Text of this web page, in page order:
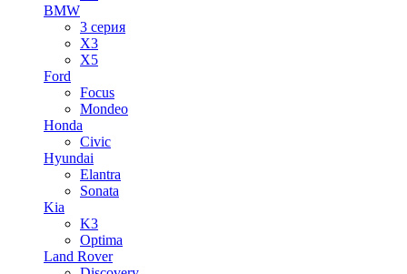
BMW
3 серия
X3
X5
Ford
Focus
Mondeo
Honda
Civic
Hyundai
Elantra
Sonata
Kia
K3
Optima
Land Rover